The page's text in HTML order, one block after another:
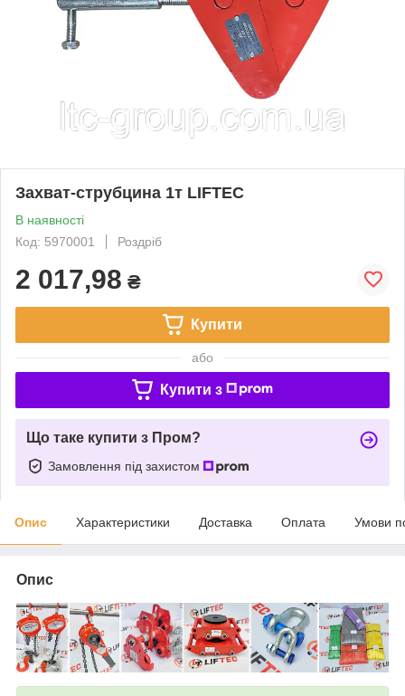
Захват-струбцина 1т LIFTEC
В наявності
Код: 5970001
Роздріб
2 017,98 ₴
Купити
або
Купити з
Що таке купити з Пром?
Замовлення під захистом
Опис Характеристики Доставка Оплата Умови
Опис